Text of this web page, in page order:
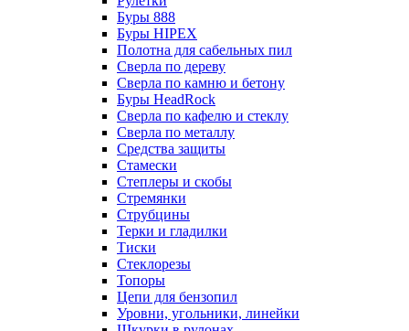
Буры 888
Буры HIPEX
Полотна для сабельных пил
Сверла по дереву
Сверла по камню и бетону
Буры HeadRock
Сверла по кафелю и стеклу
Сверла по металлу
Средства защиты
Стамески
Степлеры и скобы
Стремянки
Струбцины
Терки и гладилки
Тиски
Стеклорезы
Топоры
Цепи для бензопил
Уровни, угольники, линейки